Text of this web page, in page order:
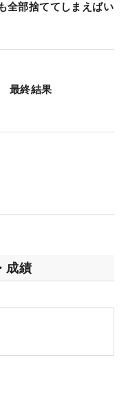
すごく景色のきれ
、癒されました」
はモンブランの麓
スイスの国境に位
を眺めながら外食
米ツアーになじ
を見せることがで
光でリフレッシュ
全部捨ててしまえばい
最終結果
成績